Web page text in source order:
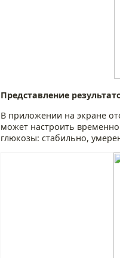
Представление
В приложении на экране
может настроить
глюкозы: стабильно,